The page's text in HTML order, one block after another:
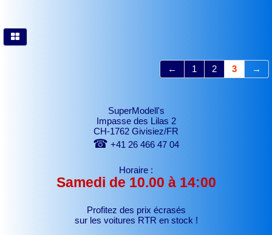
← 1 2 3 →
SuperModell's
Impasse des Lilas 2
CH-1762 Givisiez/FR
☎ +41 26 466 47 04
Horaire :
Samedi de 10.00 à 14:00
Profitez des prix écrasés
sur les voitures RTR en stock !